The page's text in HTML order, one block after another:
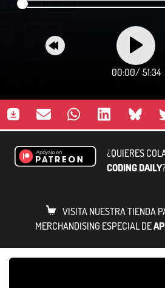
00:00/ 51:34
¿QUIERES
CODING DAILY?
VISITA NUESTRA TIENDA
MERCHANDISING ESPECIAL DE